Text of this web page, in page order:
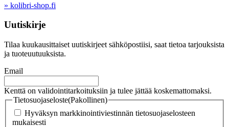
» kolibri-shop.fi
Uutiskirje
Tilaa kuukausittaiset uutiskirjeet sähköpostiisi, saat tietoa tarjouksista
ja tuoteuutuuksista.
Email
Kenttä on validointitarkoituksiin ja tulee jättää koskemattomaksi.
Tietosuojaseloste(Pakollinen)
Hyväksyn markkinointiviestinnän tietosuojaselosteen
mukaisesti